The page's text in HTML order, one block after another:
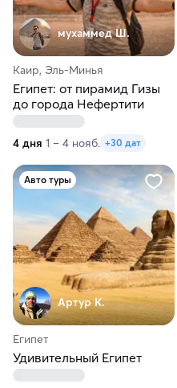
мухаммед Ш.
Каир, Эль-Минья
Египет: от пирамид Гизы
до города Нефертити
4 дня 1 – 4 нояб. +30 дат
Авто туры
Артур К.
Египет
Удивительный Египет